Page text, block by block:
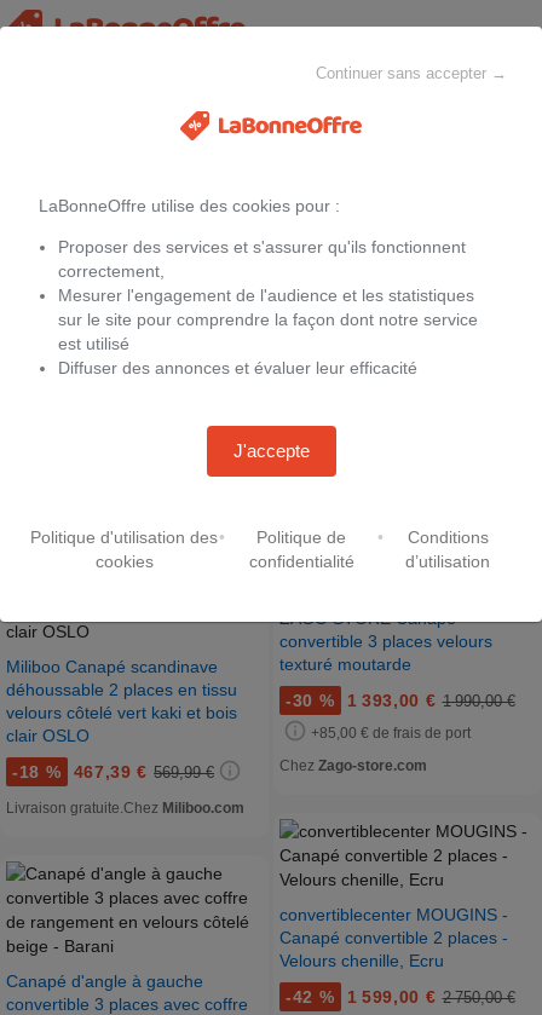
Promotions surCanapés et fauteuils
Canapé d'angle taupe
2 149,99 €
Miliboo Canapé scandinave
déhoussable 2 places en tissu
velours côtelé vert kaki et bois
clair OSLO
-18 % 467,39 € 569,99 €
Livraison gratuite. Chez Miliboo.com
Canapé d'angle à gauche
convertible 3 places avec coffre
CAMIF Canapé convertible tissu
-15 %
ZAGO STORE Canapé
convertible 3 places velours
texturé moutarde
-30 % 1 393,00 € 1 990,00 €
+85,00 € de frais de port
Chez Zago-store.com
convertiblecenter MOUGINS -
Canapé convertible 2 places -
Velours chenille, Ecru
-42 % 1 599,00 € 2 750,00 €
Continuer sans accepter →
LaBonneOffre utilise des cookies pour :
Proposer des services et s'assurer qu'ils fonctionnent
correctement,
Mesurer l'engagement de l'audience et les statistiques
sur le site pour comprendre la façon dont notre service
est utilisé
Diffuser des annonces et évaluer leur efficacité
J'accepte
Politique d'utilisation des
cookies
•
Politique de
confidentialité
•
Conditions
d’utilisation